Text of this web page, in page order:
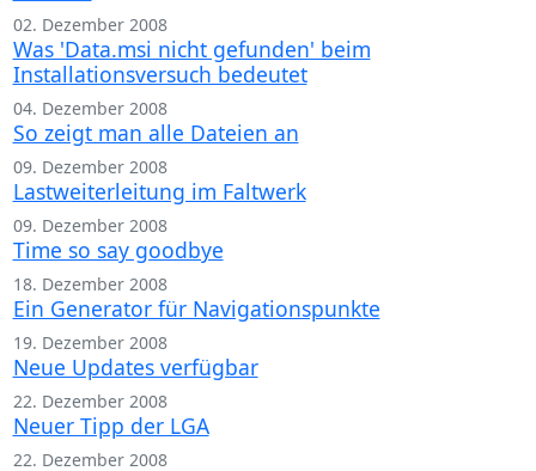
02. Dezember 2008
Was 'Data.msi nicht gefunden' beim
Installationsversuch bedeutet
04. Dezember 2008
So zeigt man alle Dateien an
09. Dezember 2008
Lastweiterleitung im Faltwerk
09. Dezember 2008
Time so say goodbye
18. Dezember 2008
Ein Generator für Navigationspunkte
19. Dezember 2008
Neue Updates verfügbar
22. Dezember 2008
Neuer Tipp der LGA
22. Dezember 2008